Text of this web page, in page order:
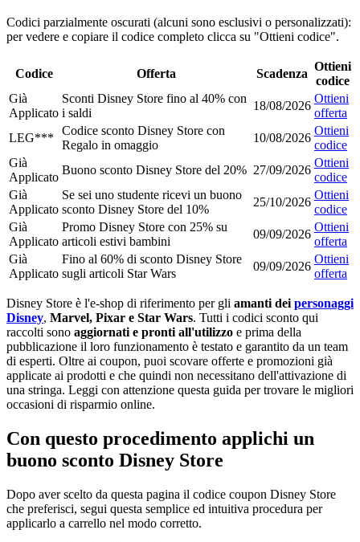
Codici parzialmente oscurati (alcuni sono esclusivi o personalizzati):
per vedere e copiare il codice completo clicca su "Ottieni codice".
Codice Offerta Scadenza
Ottieni
codice
Già
Applicato
Sconti Disney Store fino al 40% con
i saldi
18/08/2026
Ottieni
offerta
LEG***
Codice sconto Disney Store con
Regalo in omaggio
10/08/2026
Ottieni
codice
Già
Applicato
Buono sconto Disney Store del 20% 27/09/2026
Ottieni
codice
Già
Applicato
Se sei uno studente ricevi un buono
sconto Disney Store del 10%
25/10/2026
Ottieni
codice
Già
Applicato
Promo Disney Store con 25% su
articoli estivi bambini
09/09/2026
Ottieni
offerta
Già
Applicato
Fino al 60% di sconto Disney Store
sugli articoli Star Wars
09/09/2026
Ottieni
offerta
Disney Store è l'e-shop di riferimento per gli amanti dei personaggi
Disney, Marvel, Pixar e Star Wars. Tutti i codici sconto qui
raccolti sono aggiornati e pronti all'utilizzo e prima della
pubblicazione il loro funzionamento è testato e garantito da un team
di esperti. Oltre ai coupon, puoi scovare offerte e promozioni già
applicate ai prodotti e che quindi non necessitano dell'attivazione di
una stringa. Leggi con attenzione questa guida per trovare le migliori
occasioni di risparmio online.
Con questo procedimento applichi un
buono sconto Disney Store
Dopo aver scelto da questa pagina il codice coupon Disney Store
che preferisci, segui questa semplice ed intuitiva procedura per
applicarlo a carrello nel modo corretto.